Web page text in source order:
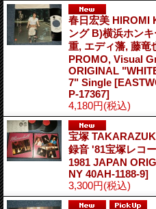
春日宏美 HIROMI
ング B)横浜ホン
重, エディ藩, 藤
PROMO, Visual
ORIGINAL
7" Single
P-17367]
4,180円(税込)
宝塚
録音 '81宝塚レコ
1981 JAPAN
NY 40AH-1188-9]
3,300円(税込)